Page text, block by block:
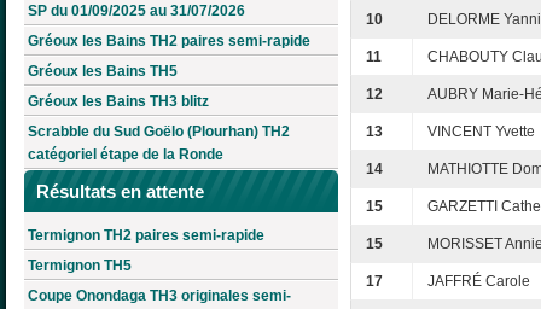
SP du 01/09/2025 au 31/07/2026
Gréoux les Bains TH2 paires semi-rapide
Gréoux les Bains TH5
Gréoux les Bains TH3 blitz
Scrabble du Sud Goëlo (Plourhan) TH2
catégoriel étape de la Ronde
Résultats en attente
Termignon TH2 paires semi-rapide
Termignon TH5
Coupe Onondaga TH3 originales semi-
10 DELORME
11 CHABOUTY
12 AUBRY Marie-
13 VINCENT Yvette
14 MATHIOTTE
15 GARZETTI
15 MORISSET
17 JAFFRÉ Carole